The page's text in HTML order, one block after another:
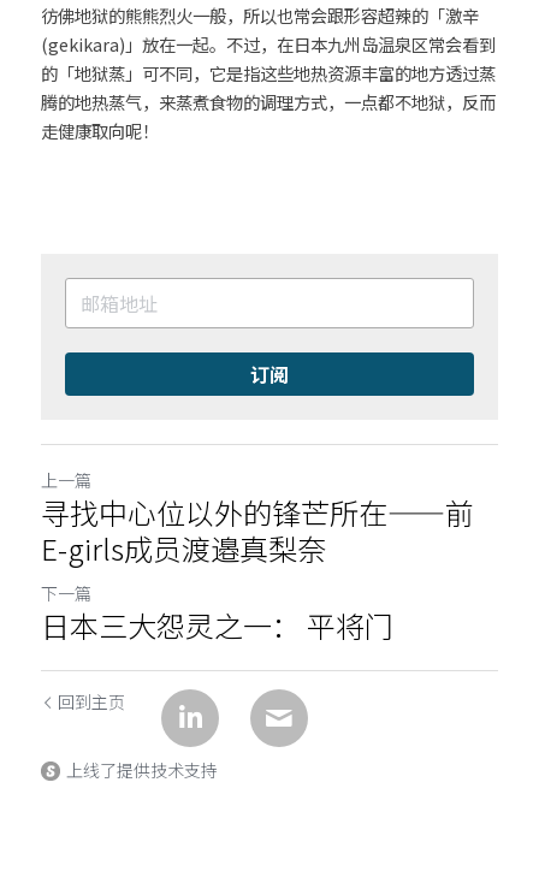
彷佛地狱的熊熊烈火一般，所以也常会跟形容超辣的「激辛
(gekikara)」放在一起。不过，在日本九州岛温泉区常会看到
的「地狱蒸」可不同，它是指这些地热资源丰富的地方透过蒸
腾的地热蒸气，来蒸煮食物的调理方式，一点都不地狱，反而
走健康取向呢！
订阅
上一篇
寻找中心位以外的锋芒所在——前
E-girls成员渡邉真梨奈
下一篇
日本三大怨灵之一： 平将门
回到主页
上线了提供技术支持